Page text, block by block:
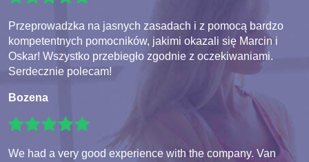
Przeprowadzka na jasnych zasadach i z pomocą bardzo
kompetentnych pomocników, jakimi okazali się Marcin i
Oskar! Wszystko przebiegło zgodnie z oczekiwaniami.
Serdecznie polecam!
Bozena
We had a very good experience with the company. Van